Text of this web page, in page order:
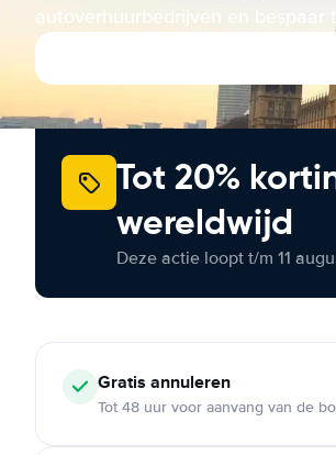
autoverhuurbedrijven en bespaar
Tot 20%
wereldwijd
Deze actie loopt t/m 11
Gratis annuleren
Tot 48 uur voor aanvang van de